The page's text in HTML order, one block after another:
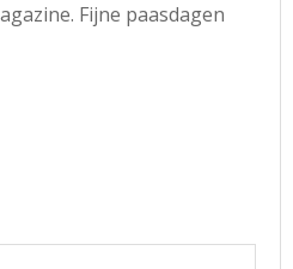
Fijne paasdagen